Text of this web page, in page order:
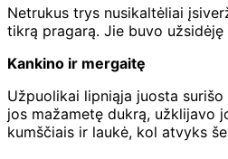
Netrukus trys nusikaltėliai
tikrą pragarą. Jie buvo užsidėję
Kankino ir mergaitę
Užpuolikai lipniąja juosta
jos mažametę dukrą, užklijavo
kumščiais ir laukė, kol atvyks